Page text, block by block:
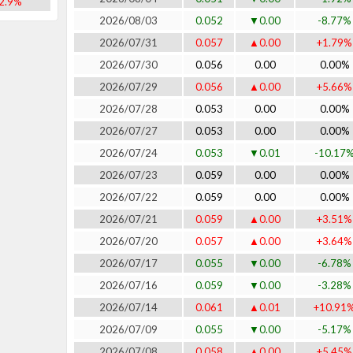
2026/08/03
0.052 ▼0.00
-8.77%
2026/07/31
0.057 ▲0.00
+1.79%
2026/07/30
0.056 0.00
0.00%
2026/07/29
0.056 ▲0.00
+5.66%
2026/07/28
0.053 0.00
0.00%
2026/07/27
0.053 0.00
0.00%
2026/07/24
0.053 ▼0.01
-
2026/07/23
0.059 0.00
0.00%
2026/07/22
0.059 0.00
0.00%
2026/07/21
0.059 ▲0.00
+3.51%
2026/07/20
0.057 ▲0.00
+3.64%
2026/07/17
0.055 ▼0.00
-6.78%
2026/07/16
0.059 ▼0.00
-3.28%
2026/07/14
0.061 ▲0.01
2026/07/09
0.055 ▼0.00
-5.17%